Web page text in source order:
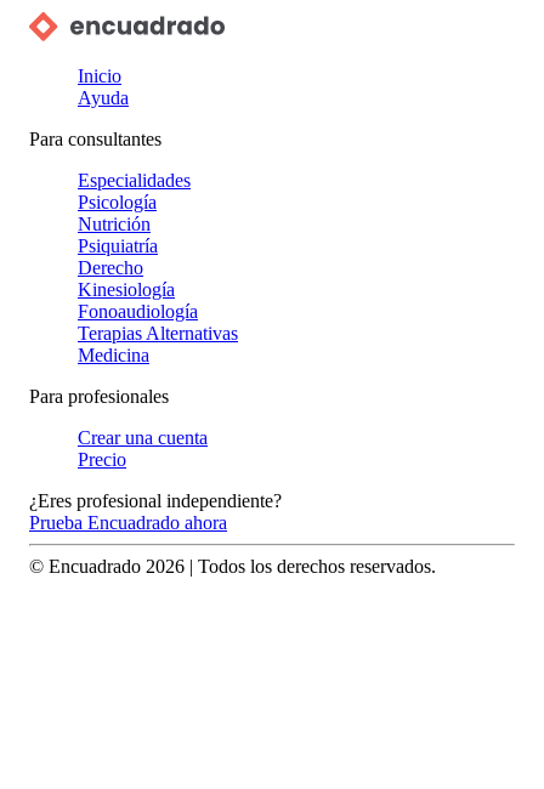
Inicio
Ayuda
Para consultantes
Especialidades
Psicología
Nutrición
Psiquiatría
Derecho
Kinesiología
Fonoaudiología
Terapias Alternativas
Medicina
Para profesionales
Crear una cuenta
Precio
¿Eres profesional independiente?
Prueba Encuadrado ahora
© Encuadrado 2026 | Todos los derechos reservados.